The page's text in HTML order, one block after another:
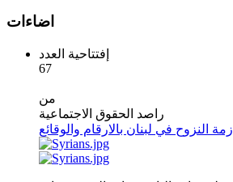
اضاءات
إفتتاحية العدد
67
من
راصد الحقوق الاجتماعية
النزوح في لبنان بالارقام والوقائع